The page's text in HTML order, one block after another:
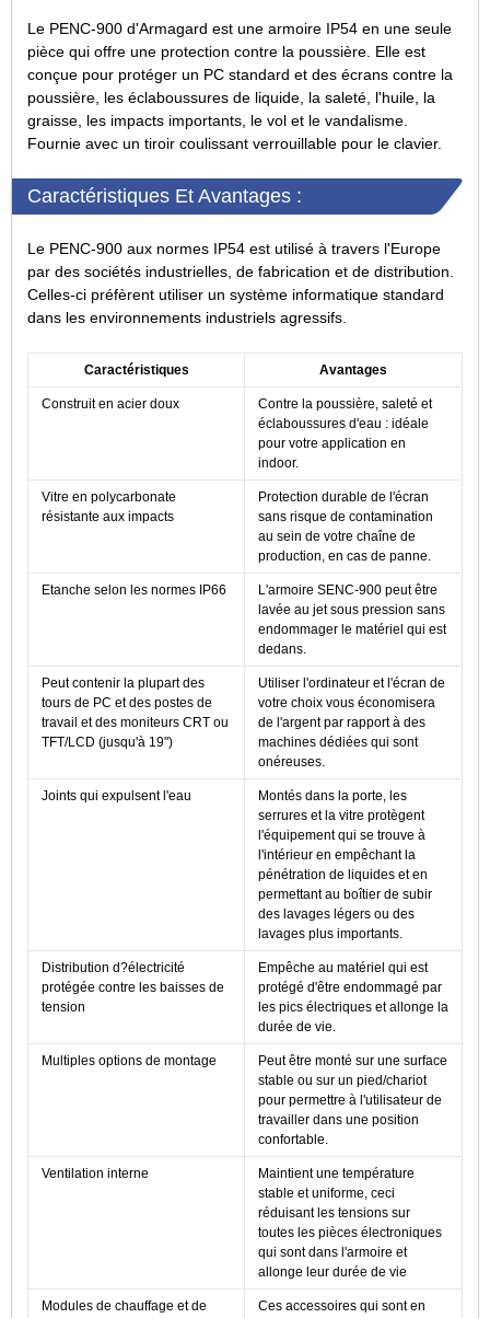
Le PENC-900 d'Armagard est une armoire IP54 en une seule
pièce qui offre une protection contre la poussière. Elle est
conçue pour protéger un PC standard et des écrans contre la
poussière, les éclaboussures de liquide, la saleté, l'huile, la
graisse, les impacts importants, le vol et le vandalisme.
Fournie avec un tiroir coulissant verrouillable pour le clavier.
Caractéristiques Et Avantages :
Le PENC-900 aux normes IP54 est utilisé à travers l'Europe
par des sociétés industrielles, de fabrication et de distribution.
Celles-ci préfèrent utiliser un système informatique standard
dans les environnements industriels agressifs.
Caractéristiques Avantages
Construit en acier doux
Contre la poussière, saleté et
éclaboussures d'eau : idéale
pour votre application en
indoor.
Vitre en polycarbonate
résistante aux impacts
Protection durable de l'écran
sans risque de contamination
au sein de votre chaîne de
production, en cas de panne.
Etanche selon les normes IP66
L'armoire SENC-900 peut être
lavée au jet sous pression sans
endommager le matériel qui est
dedans.
Peut contenir la plupart des
tours de PC et des postes de
travail et des moniteurs CRT ou
TFT/LCD (jusqu'à 19")
Utiliser l'ordinateur et l'écran de
votre choix vous économisera
de l'argent par rapport à des
machines dédiées qui sont
onéreuses.
Joints qui expulsent l'eau
Montés dans la porte, les
serrures et la vitre protègent
l'équipement qui se trouve à
l'intérieur en empêchant la
pénétration de liquides et en
permettant au boîtier de subir
des lavages légers ou des
lavages plus importants.
Distribution d?électricité
protégée contre les baisses de
tension
Empêche au matériel qui est
protégé d'être endommagé par
les pics électriques et allonge la
durée de vie.
Multiples options de montage
Peut être monté sur une surface
stable ou sur un pied/chariot
pour permettre à l'utilisateur de
travailler dans une position
confortable.
Ventilation interne
Maintient une température
stable et uniforme, ceci
réduisant les tensions sur
toutes les pièces électroniques
qui sont dans l'armoire et
allonge leur durée de vie
Modules de chauffage et de
Ces accessoires qui sont en